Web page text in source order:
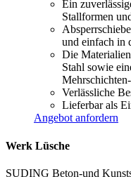
Ein
Stallformen
und einfach in
Die
Stahl sowie
Verlässliche
Lieferbar als
Angebot anfordern
Werk Lüsche
SUDING Beton-und